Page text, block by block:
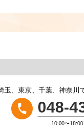
玉、東京、千葉、神奈川
048-
10:00〜18:00